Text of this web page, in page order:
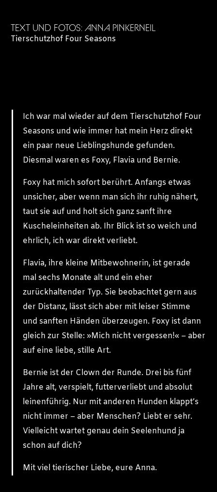
TEXT UND FOTOS: ANNA PINKERNEIL
Tierschutzhof Four Seasons
Ich war mal wieder auf dem Tierschutzhof Four
Seasons und wie immer hat mein Herz direkt
ein paar neue Lieblingshunde gefunden.
Diesmal waren es Foxy, Flavia und Bernie.
Foxy hat mich sofort berührt. Anfangs etwas
unsicher, aber wenn man sich ihr ruhig nähert,
taut sie auf und holt sich ganz sanft ihre
Kuscheleinheiten ab. Ihr Blick ist so weich und
ehrlich, ich war direkt verliebt.
Flavia, ihre kleine Mitbewohnerin, ist gerade
mal sechs Monate alt und ein eher
zurückhaltender Typ. Sie beobachtet gern aus
der Distanz, lässt sich aber mit leiser Stimme
und sanften Händen überzeugen. Foxy ist dann
gleich zur Stelle: »Mich nicht vergessen!« – aber
auf eine liebe, stille Art.
Bernie ist der Clown der Runde. Drei bis fünf
Jahre alt, verspielt, futterverliebt und absolut
leinenführig. Nur mit anderen Hunden klappt’s
nicht immer – aber Menschen? Liebt er sehr.
Vielleicht wartet genau dein Seelenhund ja
schon auf dich?
Mit viel tierischer Liebe, eure Anna.